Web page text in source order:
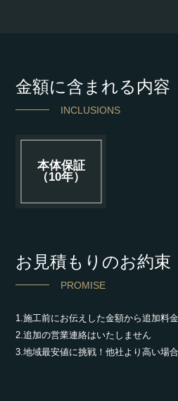
金額に含まれる内容
INCLUSIONS
本体保証
（10年）
お見積もりのお約束
PROMISE
1.施工前にお伝えした金額から追加料
2.追加の営業連絡はいたしません
3.地域最安値に挑戦！他社より高い場